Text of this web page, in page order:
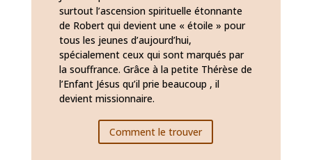
surtout l’ascension spirituelle étonnante
de Robert qui devient une « étoile » pour
tous les jeunes d’aujourd’hui,
spécialement ceux qui sont marqués par
la souffrance. Grâce à la petite Thérèse de
l’Enfant Jésus qu’il prie beaucoup , il
devient missionnaire.
Comment le trouver